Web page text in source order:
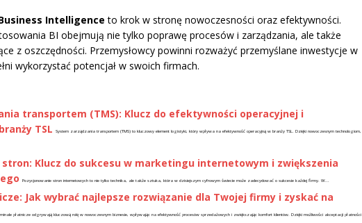
Intelligence to krok w stronę nowoczesności oraz efektywności.
BI obejmują nie tylko poprawę procesów i zarządzania, ale także
z oszczędności. Przemysłowcy powinni rozważyć przemyślane inwestycje w
wykorzystać potencjał w swoich firmach.
transportem (TMS): Klucz do efektywności operacyjnej i
TSL
System zarządzania transportem (TMS) to kluczowy element logistyki, który wpływa na efektywność operacyjną w branży TSL. Dzięki nowoczesnym technologiom,
stron: Klucz do sukcesu w marketingu internetowym i zwiększenia
Pozycjonowanie stron internetowych to nie tylko technika, ale także sztuka, która w dzisiejszym cyfrowym świecie może zadecydować o sukcesie każdej firmy. W...
Jak wybrać najlepsze rozwiązanie dla Twojej firmy i zyskać na
płatnicze odgrywają kluczową rolę w nowoczesnym biznesie, wpływając na efektywność procesów sprzedażowych i zwiększając komfort klientów. Dzięki możliwości akceptacji płatności